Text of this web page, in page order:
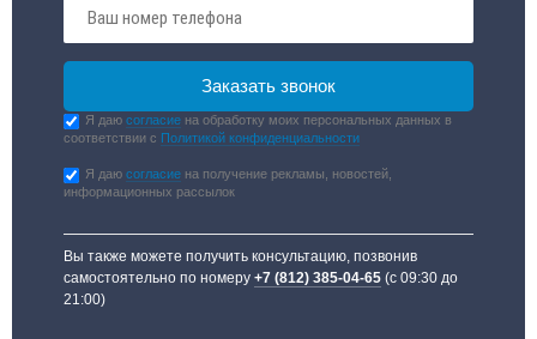
Я даюсогласие на обработку моих персональных данных в
соответствии с Политикой конфиденциальности
Я даюсогласие на получение рекламы, новостей,
информационных рассылок
Вы также можете получить консультацию, позвонив
самостоятельно по номеру+7 (812) 385-04-65 (с 09:30 до
21:00)